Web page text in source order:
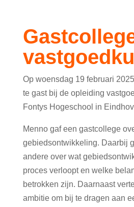
Op woensdag 19 februari
te gast bij de opleiding
Fontys Hogeschool in
Menno gaf een gastcollege
gebiedsontwikkeling. Daarbij
andere over wat
proces verloopt en welke
betrokken zijn. Daarnaast
ambitie om bij te dragen aan